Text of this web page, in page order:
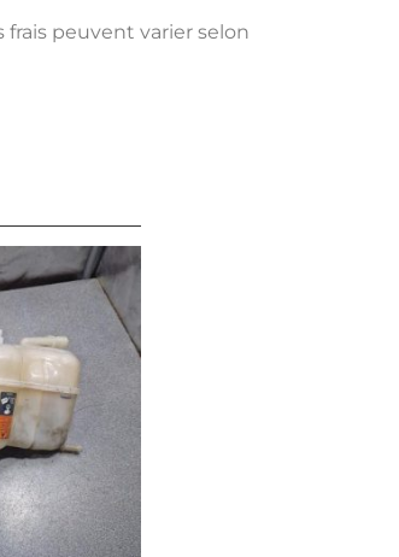
frais peuvent varier selon